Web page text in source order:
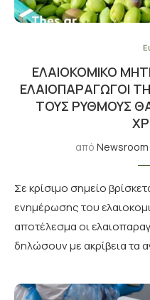
ΕΛΑΙΟΚΟΜΙΚΌ
ΕΛΑΙΟΠΑΡΑΓΩΓΟΊ
ΤΟΥΣ ΡΥΘΜΟΎΣ
από Newsroom
Σε κρίσιμο σημείο
ενημέρωσης του
αποτέλεσμα οι
δηλώσουν με ακρίβεια τα